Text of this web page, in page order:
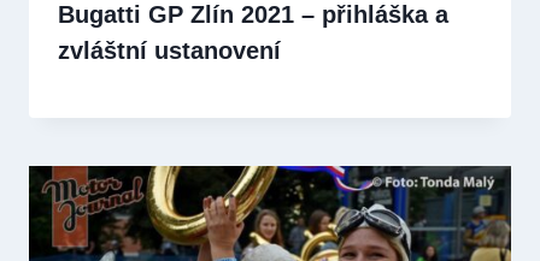
Bugatti GP Zlín 2021 – přihláška a
zvláštní ustanovení